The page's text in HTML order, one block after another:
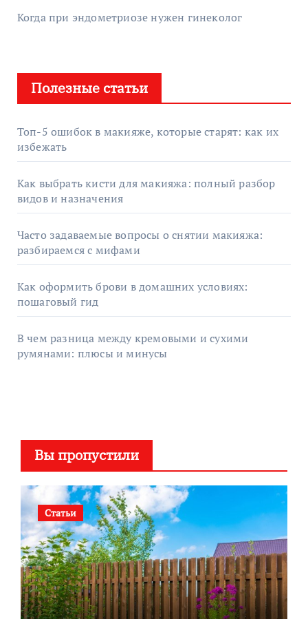
Когда при эндометриозе нужен гинеколог
Полезные статьи
Топ-5 ошибок в макияже, которые старят: как их
избежать
Как выбрать кисти для макияжа: полный разбор
видов и назначения
Часто задаваемые вопросы о снятии макияжа:
разбираемся с мифами
Как оформить брови в домашних условиях:
пошаговый гид
В чем разница между кремовыми и сухими
румянами: плюсы и минусы
Вы пропустили
Статьи